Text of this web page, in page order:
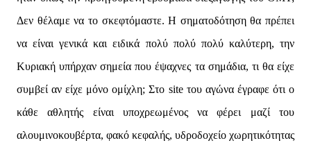
Δεν θέλαμε να το σκεφτόμαστε. Η σηματοδότηση θα πρέπει
να είναι γενικά και ειδικά πολύ πολύ πολύ καλύτερη, την
Κυριακή υπήρχαν σημεία που έψαχνες τα σημάδια, τι θα είχε
συμβεί αν είχε μόνο ομίχλη; Στο site του αγώνα έγραφε ότι ο
κάθε αθλητής είναι υποχρεωμένος να φέρει μαζί του
αλουμινοκουβέρτα, φακό κεφαλής, υδροδοχείο χωρητικότητας